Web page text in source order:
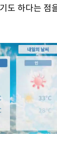
도 하다는 점